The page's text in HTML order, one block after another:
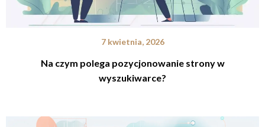
7 kwietnia, 2026
Na czym polega pozycjonowanie strony w
wyszukiwarce?